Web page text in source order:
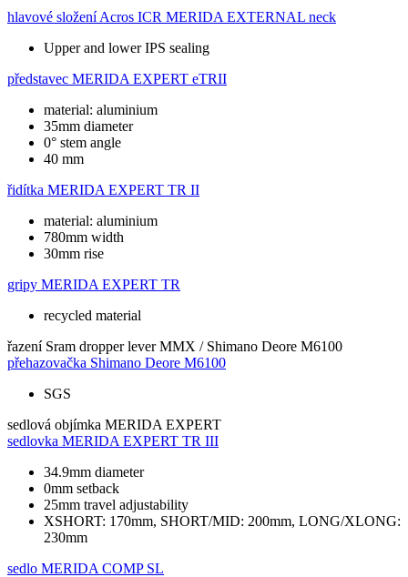
hlavové složení Acros ICR MERIDA EXTERNAL neck
Upper and lower IPS sealing
představec MERIDA EXPERT eTRII
material: aluminium
35mm diameter
0° stem angle
40 mm
řidítka MERIDA EXPERT TR II
material: aluminium
780mm width
30mm rise
gripy MERIDA EXPERT TR
recycled material
řazení Sram dropper lever MMX / Shimano Deore M6100
přehazovačka Shimano Deore M6100
SGS
sedlová objímka MERIDA EXPERT
sedlovka MERIDA EXPERT TR III
34.9mm diameter
0mm setback
25mm travel adjustability
XSHORT: 170mm, SHORT/MID: 200mm, LONG/XLONG:
230mm
sedlo MERIDA COMP SL